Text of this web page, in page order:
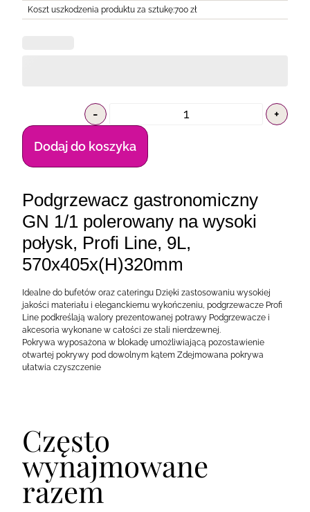
Koszt uszkodzenia produktu za sztukę:700 zł
- +
Dodaj do koszyka
Podgrzewacz gastronomiczny
GN 1/1 polerowany na wysoki
połysk, Profi Line, 9L,
570x405x(H)320mm
Idealne do bufetów oraz cateringu Dzięki zastosowaniu wysokiej
jakości materiału i eleganckiemu wykończeniu, podgrzewacze Profi
Line podkreślają walory prezentowanej potrawy Podgrzewacze i
akcesoria wykonane w całości ze stali nierdzewnej.
Pokrywa wyposażona w blokadę umożliwiającą pozostawienie
otwartej pokrywy pod dowolnym kątem Zdejmowana pokrywa
ułatwia czyszczenie
Często
wynajmowane
razem